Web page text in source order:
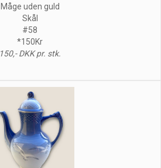
Måge uden guld
Skål
#58
*150Kr
150,- DKK pr. stk.